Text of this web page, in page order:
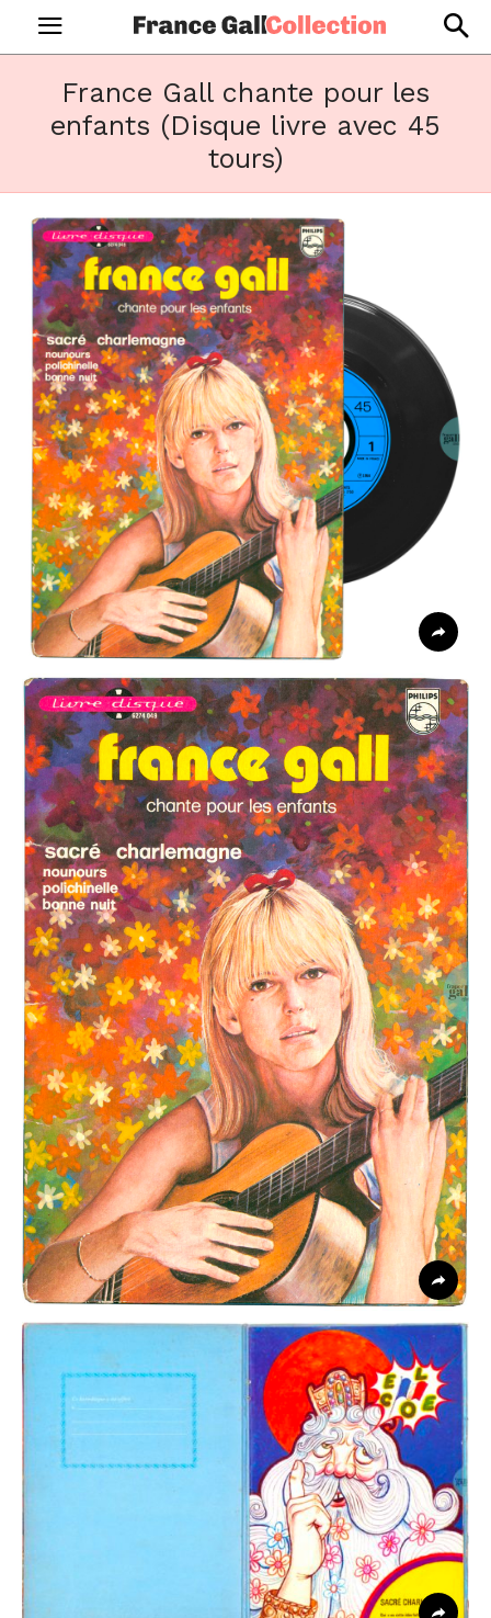
France Gall chante pour les
enfants (Disque livre avec 45
tours)